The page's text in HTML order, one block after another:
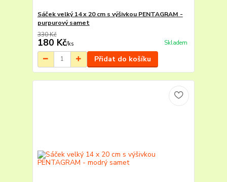
Sáček velký 14 x 20 cm s výšivkou PENTAGRAM -
purpurový samet
330 Kč
180 Kč/ks Skladem
Přidat do košíku